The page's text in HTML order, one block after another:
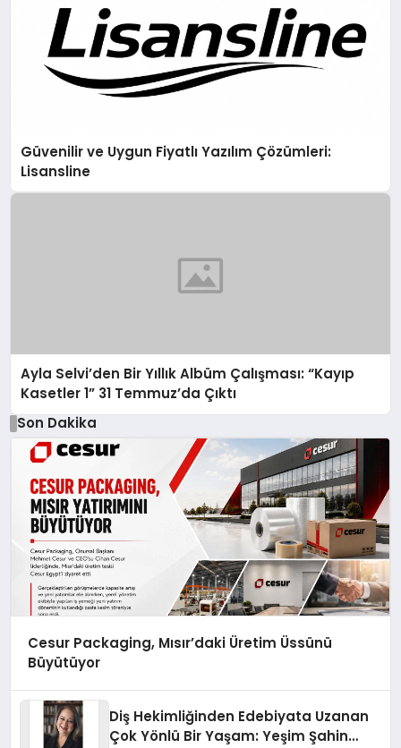
Güvenilir ve Uygun Fiyatlı Yazılım Çözümleri:
Lisansline
Ayla Selvi’den Bir Yıllık Albüm Çalışması: “Kayıp
Kasetler 1” 31 Temmuz’da Çıktı
Son Dakika
Cesur Packaging, Mısır’daki Üretim Üssünü
Büyütüyor
Diş Hekimliğinden Edebiyata Uzanan
Çok Yönlü Bir Yaşam: Yeşim Şahin